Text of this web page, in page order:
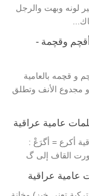
لونه وبهت والرجل
وقچمة -
و قچمه بالعامية
مجدوع الأنف وتطلق
عامية عراقية
أكرع = أگرَعْ :
القاف إلى گ
عامية عراقية